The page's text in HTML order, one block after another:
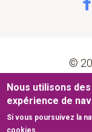
©
Pied
Conditions
Mentions
Nous utilisons
expérience de
Si vous poursuivez la
cookies.